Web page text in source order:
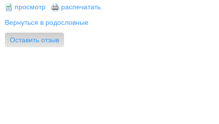
просмотр
распечатать
Вернуться в родословные
Оставить отзыв